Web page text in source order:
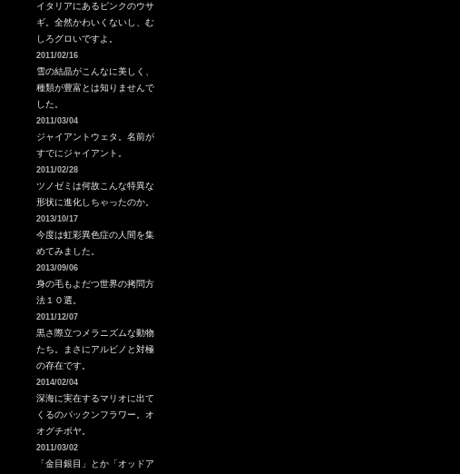
イタリアにあるピンクのウサ
ギ。全然かわいくないし、む
しろグロいですよ。
2011/02/16
雪の結晶がこんなに美しく、
種類が豊富とは知りませんで
した。
2011/03/04
ジャイアントウェタ。名前が
すでにジャイアント。
2011/02/28
ツノゼミは何故こんな特異な
形状に進化しちゃったのか。
2013/10/17
今度は虹彩異色症の人間を集
めてみました。
2013/09/06
身の毛もよだつ世界の拷問方
法１０選。
2011/12/07
黒さ際立つメラニズムな動物
たち。まさにアルビノと対極
の存在です。
2014/02/04
深海に実在するマリオに出て
くるのパックンフラワー。オ
オグチボヤ。
2011/03/02
「金目銀目」とか「オッドア